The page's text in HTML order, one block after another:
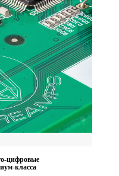
цифровые
класса